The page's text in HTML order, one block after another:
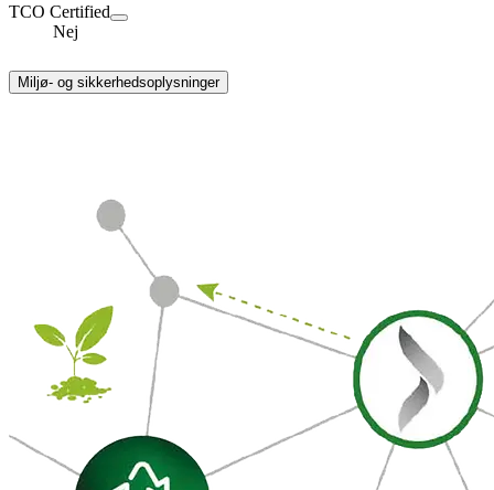
TCO Certified
Nej
Miljø- og sikkerhedsoplysninger